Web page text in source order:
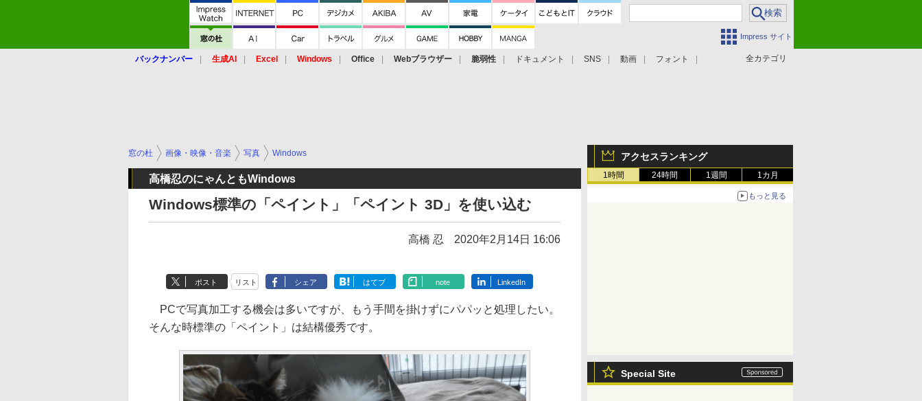
Impress サイト
全カテゴリ
バックナンバー 生成AI Excel Windows Office Webブラウザー 脆弱性 ドキュメント SNS 動画 フォント
アクセスランキング
1時間 24時間 1週間 1カ月
もっと見る
Special Site
窓の杜 画像・映像・音楽 写真 Windows
高橋忍のにゃんともWindows
Windows標準の「ペイント」「ペイント 3D」を使い込む
高橋 忍 2020年2月14日 16:06
ポスト リスト シェア はてブ note LinkedIn
PCで写真加工する機会は多いですが、もう手間を掛けずにパパッと処理したい。
そんな時標準の「ペイント」は結構優秀です。